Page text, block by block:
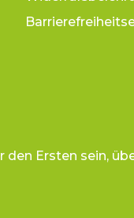
Ersten sein,